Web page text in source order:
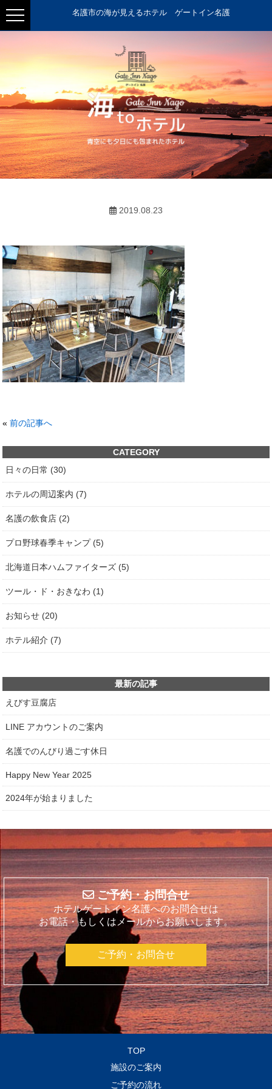
名護市の海が見えるホテル ゲートイン名護
2019.08.23
«前の記事へ
CATEGORY
日々の日常 (30)
ホテルの周辺案内 (7)
名護の飲食店 (2)
プロ野球春季キャンプ (5)
北海道日本ハムファイターズ (5)
ツール・ド・おきなわ (1)
お知らせ (20)
ホテル紹介 (7)
最新の記事
えびす豆腐店
LINE アカウントのご案内
名護でのんびり過ごす休日
Happy New Year 2025
2024年が始まりました
ご予約・お問合せ
ホテルゲートイン名護へのお問合せは
お電話・もしくはメールからお願いします。
ご予約・お問合せ
TOP
施設のご案内
ご予約の流れ